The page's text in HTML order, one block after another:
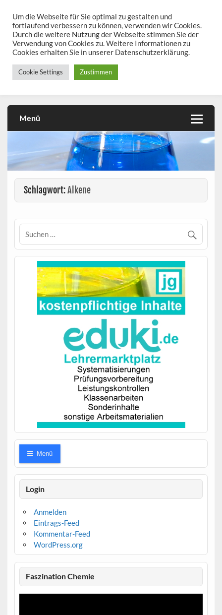
contentchemieseiten.de
Chemie kann man üben!
Menü
Schlagwort:Alkene
Menü
Login
Anmelden
Eintrags-Feed
Kommentar-Feed
WordPress.org
Faszination Chemie
Video-
Um die Webseite für Sie optimal zu gestalten und
fortlaufend verbessern zu können, verwenden wir Cookies.
Durch die weitere Nutzung der Webseite stimmen Sie der
Verwendung von Cookies zu. Weitere Informationen zu
Cookies erhalten Sie in unserer Datenschutzerklärung.
Cookie Settings Zustimmen